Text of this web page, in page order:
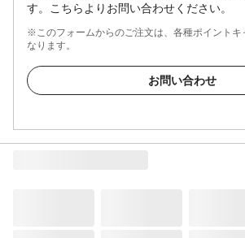
す。こちらよりお問い合わせください。
※このフォームからのご注文は、各種ポイントキ
なります。
お問い合わせ